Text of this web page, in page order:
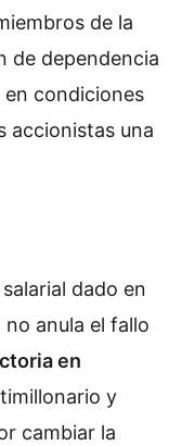
de la
de dependencia
condiciones
accionistas una
dado en
anula el fallo
en
y
cambiar la